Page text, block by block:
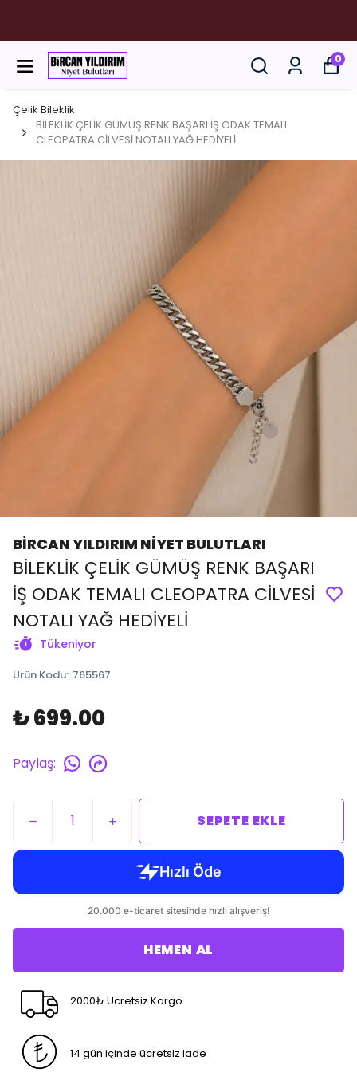
0
Çelik Bileklik
BİLEKLİK ÇELİK GÜMÜŞ RENK BAŞARI İŞ ODAK TEMALI
CLEOPATRA CİLVESİ NOTALI YAĞ HEDİYELİ
BİRCAN YILDIRIM NİYET BULUTLARI
BİLEKLİK ÇELİK GÜMÜŞ RENK BAŞARI
İŞ ODAK TEMALI CLEOPATRA CİLVESİ
NOTALI YAĞ HEDİYELİ
Tükeniyor
Ürün Kodu: 765567
₺ 699.00
Paylaş:
SEPETE EKLE
HEMEN AL
2000₺ Ücretsiz Kargo
14 gün içinde ücretsiz iade